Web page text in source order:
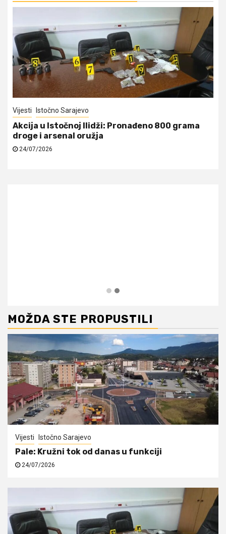
Ilidži: Pronađeno 800 grama
oružja
Najava
MOŽDA STE PROPUSTILI
Vijesti Istočno Sarajevo
Pale: Kružni tok od danas u funkciji
24/07/2026